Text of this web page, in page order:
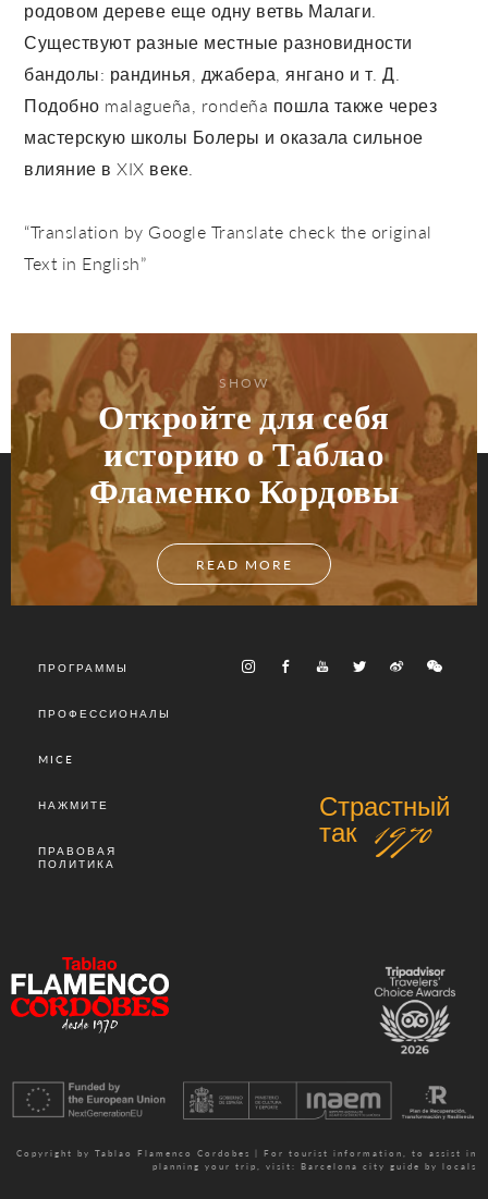
родовом дереве еще одну ветвь Малаги.
Существуют разные местные разновидности
бандолы: рандинья, джабера, янгано и т. Д.
Подобно malagueña, rondeña пошла также через
мастерскую школы Болеры и оказала сильное
влияние в XIX веке.
“Translation by Google Translate check the original
Text in English”
SHOW
Откройте для себя
историю о Таблао
Фламенко Кордовы
READ MORE
ПРОГРАММЫ
ПРОФЕССИОНАЛЫ
MICE
НАЖМИТЕ
ПРАВОВАЯ
ПОЛИТИКА
Страстный
так 1970
Copyright by Tablao Flamenco Cordobes | For tourist information, to assist in
planning your trip, visit: Barcelona city guide by locals